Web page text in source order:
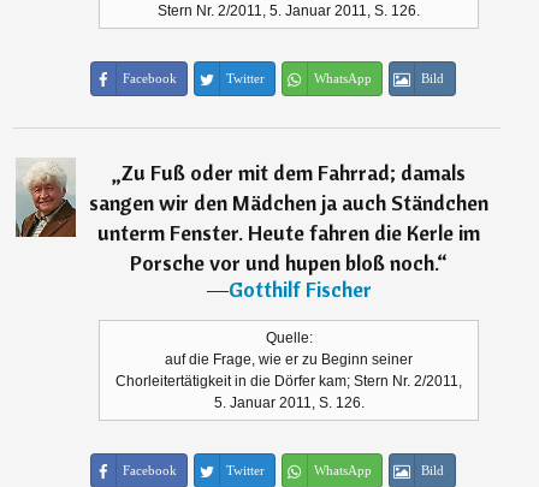
Stern Nr. 2/2011, 5. Januar 2011, S. 126.
Facebook Twitter WhatsApp Bild
„Zu Fuß oder mit dem Fahrrad; damals
sangen wir den Mädchen ja auch Ständchen
unterm Fenster. Heute fahren die Kerle im
Porsche vor und hupen bloß noch.“
―Gotthilf Fischer
Quelle:
auf die Frage, wie er zu Beginn seiner
Chorleitertätigkeit in die Dörfer kam; Stern Nr. 2/2011,
5. Januar 2011, S. 126.
Facebook Twitter WhatsApp Bild